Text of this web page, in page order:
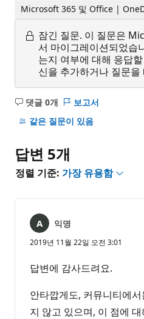
Microsoft 365 및 Office |
잠긴 질문. 이 질문은
서 마이그레이션되었습
는지 여부에 대해 응답
신을 추가하거나 질문
댓글 0개
설
명
음
보고서
같은 질문이 있음
답변 5개
정렬 기준: 가장 유용함
익명
2019년 11월 22일 오전 3:01
답변에 감사드려요.
안타깝게도, 커뮤니티에
지 않고 있으며, 이 점에